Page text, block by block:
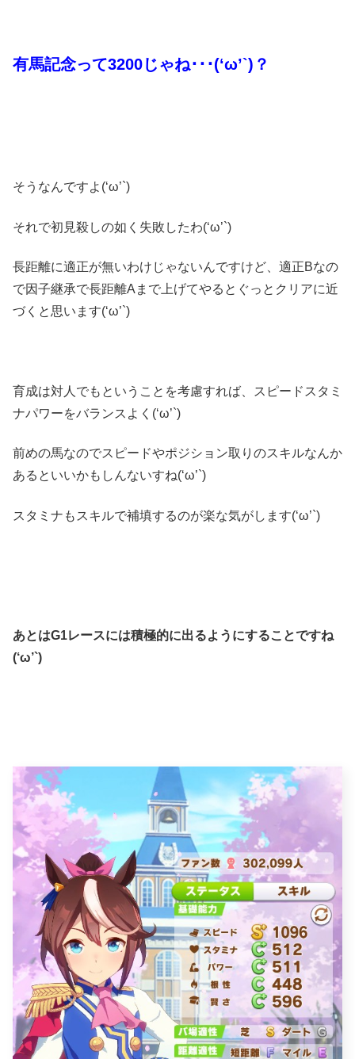
有馬記念って3200じゃね･･･(‘ω’`)？
そうなんですよ(‘ω’`)
それで初見殺しの如く失敗したわ(‘ω’`)
長距離に適正が無いわけじゃないんですけど、適正Bなの
で因子継承で長距離Aまで上げてやるとぐっとクリアに近
づくと思います(‘ω’`)
育成は対人でもということを考慮すれば、スピードスタミ
ナパワーをバランスよく(‘ω’`)
前めの馬なのでスピードやポジション取りのスキルなんか
あるといいかもしんないすね(‘ω’`)
スタミナもスキルで補填するのが楽な気がします(‘ω’`)
あとはG1レースには積極的に出るようにすることですね
(‘ω’`)